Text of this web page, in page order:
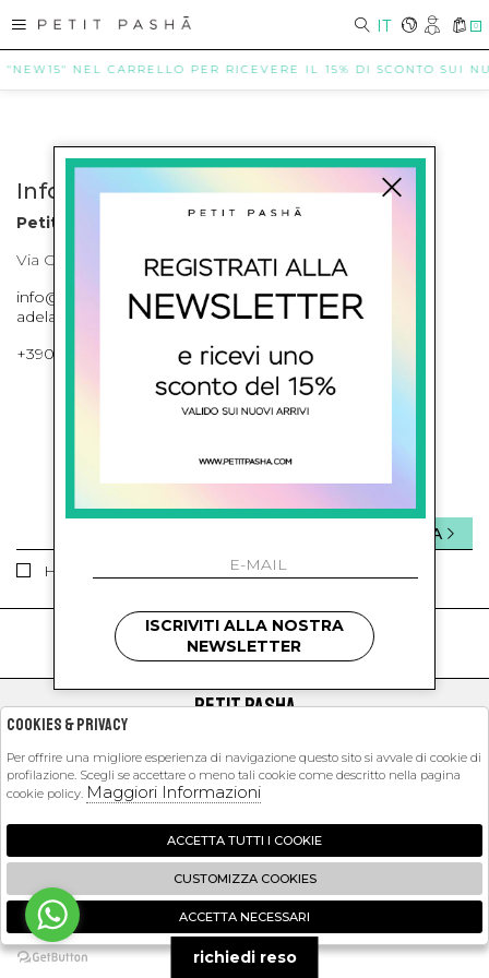
IT 0
NEL CARRELLO PER RICEVERE IL 15% DI SCONTO SUI
Info contatti
Petit Pasha
Via Cilea, 255 Napoli Corso Umberto I 301 Napoli
info@petitpasha.com, petitpasha@hotmail.it,
adelaide.petitpasha@hotmail.com
+39081643421 , +390812351280
ISCRIVITI ALLA NEWSLETTER
Ho letto ed accettato le condizioni sulla privacy.
INVIA
kids
PETIT PASHA
EXTRA
2026 Petit Pasha - P.iva : 09423341214 Powered by
Zucchetti
🍪
ISCRIVITI ALLA NOSTRA
NEWSLETTER
richiedi reso
Cookies & Privacy
Per offrire una migliore esperienza di navigazione questo sito si avvale di cookie di
profilazione. Scegli se accettare o meno tali cookie come descritto nella pagina
cookie policy. Maggiori Informazioni
ACCETTA TUTTI I COOKIE
CUSTOMIZZA COOKIES
ACCETTA NECESSARI